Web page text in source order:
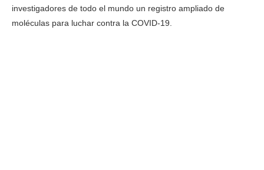
investigadores de todo el mundo un registro ampliado de
moléculas para luchar contra la COVID-19.